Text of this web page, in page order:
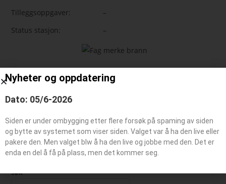
Tilleggsoppgaver:
–
Status stasjon:
–
Beredskaps kjøretøy
Søk
Nyheter og oppdatering
Dato: 05/6-2026
Siden er under ombygging etter flere forsøk på spaming av siden
og bytte av systemet som viser siden. Valget var å ha den live eller
pakere den. Men valget blw å ha den live og jobbe med den. Det er
enda en del å få på plass, men det kommer seg.